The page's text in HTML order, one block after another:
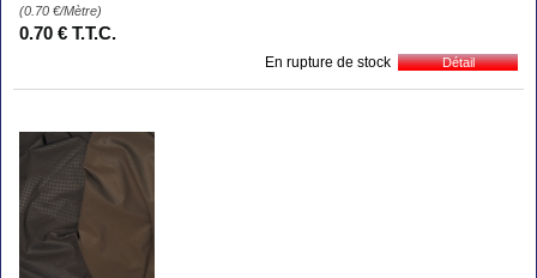
(0.70 €/Mètre)
0.70 € T.T.C.
En rupture de stock